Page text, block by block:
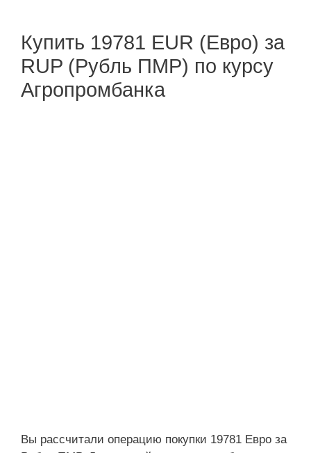
Купить 19781 EUR (Евро) за
RUP (Рубль ПМР) по курсу
Агропромбанка
Вы рассчитали операцию покупки 19781 Евро за